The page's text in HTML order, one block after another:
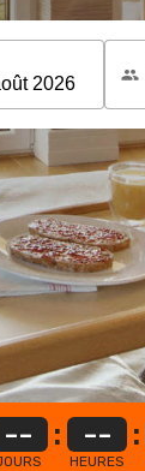
-- : --
HEURES
: